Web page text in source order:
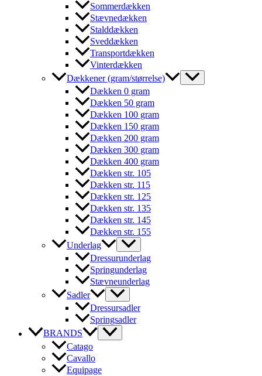
Sommerdækken
Stævnedækken
Stalddækken
Sveddækken
Transportdækken
Vinterdækken
Dækkener (gram/størrelse)
Dækken 0 gram
Dækken 50 gram
Dækken 100 gram
Dækken 150 gram
Dækken 200 gram
Dækken 300 gram
Dækken 400 gram
Dækken str. 105
Dækken str. 115
Dækken str. 125
Dækken str. 135
Dækken str. 145
Dækken str. 155
Underlag
Dressurunderlag
Springunderlag
Stævneunderlag
Sadler
Dressursadler
Springsadler
BRANDS
Catago
Cavallo
Equipage